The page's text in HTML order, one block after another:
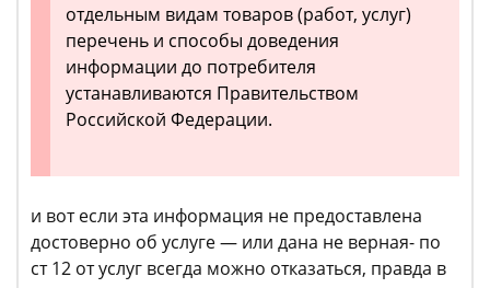
отдельным видам товаров (работ, услуг)
перечень и способы доведения
информации до потребителя
устанавливаются Правительством
Российской Федерации.
и вот если эта информация не предоставлена
достоверно об услуге — или дана не верная- по
ст 12 от услуг всегда можно отказаться, правда в